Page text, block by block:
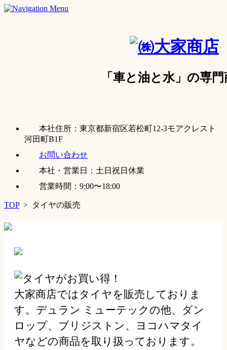
「車と油と水」の専
本社住所：東京都新宿区若松町12-3モアクレスト
河田町B1F
お問い合わせ
本社・営業日：土日祝日休業
営業時間：9:00〜18:00
TOP> タイヤの販売
大家商店ではタイヤを販売しておりま
す。デュラン ミューテックの他、ダン
ロップ、ブリジストン、ヨコハマタイ
ヤなどの商品を取り扱っております。